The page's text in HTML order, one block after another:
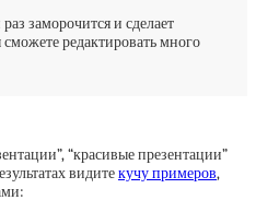
заморочится и сделает
редактировать много
“красивые презентации”
видитекучу примеров,